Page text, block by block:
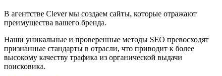
В агентстве Clever мы создаем сайты, которые отражают
преимущества вашего бренда.
Наши уникальные и проверенные методы SEO превосходят
признанные стандарты в отрасли, что приводит к более
высокому качеству трафика из органической выдачи
поисковика.